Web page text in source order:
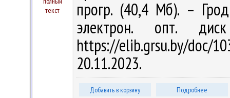
текст
прогр. (40,4 Мб). –
электрон. опт.
https://elib.grsu.by/doc/
20.11.2023.
Добавить в корзину Подробнее